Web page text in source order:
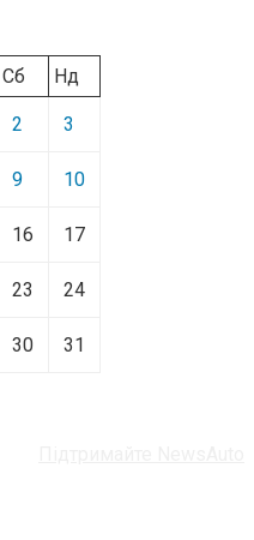
Сб Нд
2 3
9 10
16 17
23 24
30
31